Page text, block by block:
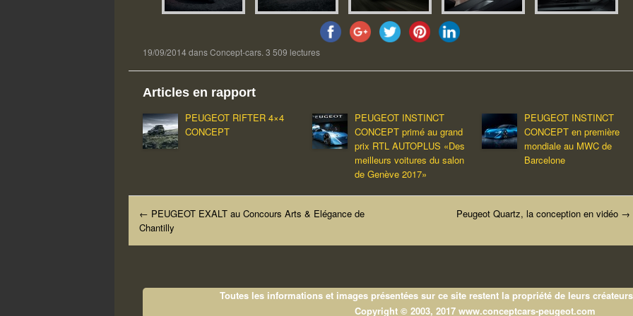
19/09/2014dansConcept-cars. 3 509 lectures
Articles en rapport
PEUGEOT RIFTER 4×4
CONCEPT
PEUGEOT INSTINCT
CONCEPT primé au grand
prix RTL AUTOPLUS «Des
meilleurs voitures du salon
de Genève 2017»
PEUGEOT INSTINCT
CONCEPT en première
mondiale au MWC de
Barcelone
Navigation dans les articles
← PEUGEOT EXALT au Concours Arts & Elégance de
Chantilly
Peugeot Quartz, la conception en vidéo →
Toutes les informations et images présentées sur ce site restent la propriété de leurs
Copyright © 2003, 2017 www.conceptcars-peugeot.com